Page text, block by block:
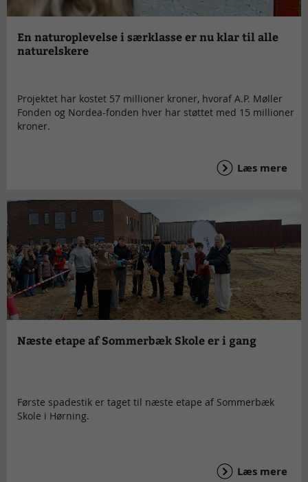
En naturoplevelse i særklasse er nu klar til alle
naturelskere
Projektet har kostet 57 millioner kroner, hvoraf A.P. Møller
Fonden og Nordea-fonden hver har støttet med 15 millioner
kroner.
Læs mere
Næste etape af Sommerbæk Skole er i gang
Første spadestik er taget til næste etape af Sommerbæk
Skole i Hørning.
Læs mere